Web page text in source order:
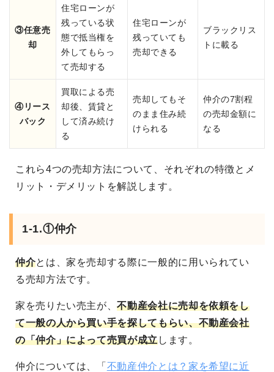
③任意売
却
住宅ローンが
残っている状
態で抵当権を
外してもらっ
て売却する
住宅ローンが
残っていても
売却できる
ブラックリス
トに載る
④リース
バック
買取による売
却後、賃貸と
して済み続け
る
売却してもそ
のまま住み続
けられる
仲介の7割程
の売却金額に
なる
これら4つの売却方法について、それぞれの特徴とメ
リット・デメリットを解説します。
1-1.①仲介
仲介とは、家を売却する際に一般的に用いられてい
る売却方法です。
家を売りたい売主が、不動産会社に売却を依頼をし
て一般の人から買い手を探してもらい、不動産会社
の「仲介」によって売買が成立します。
仲介については、「 不動産仲介とは？家を希望に近